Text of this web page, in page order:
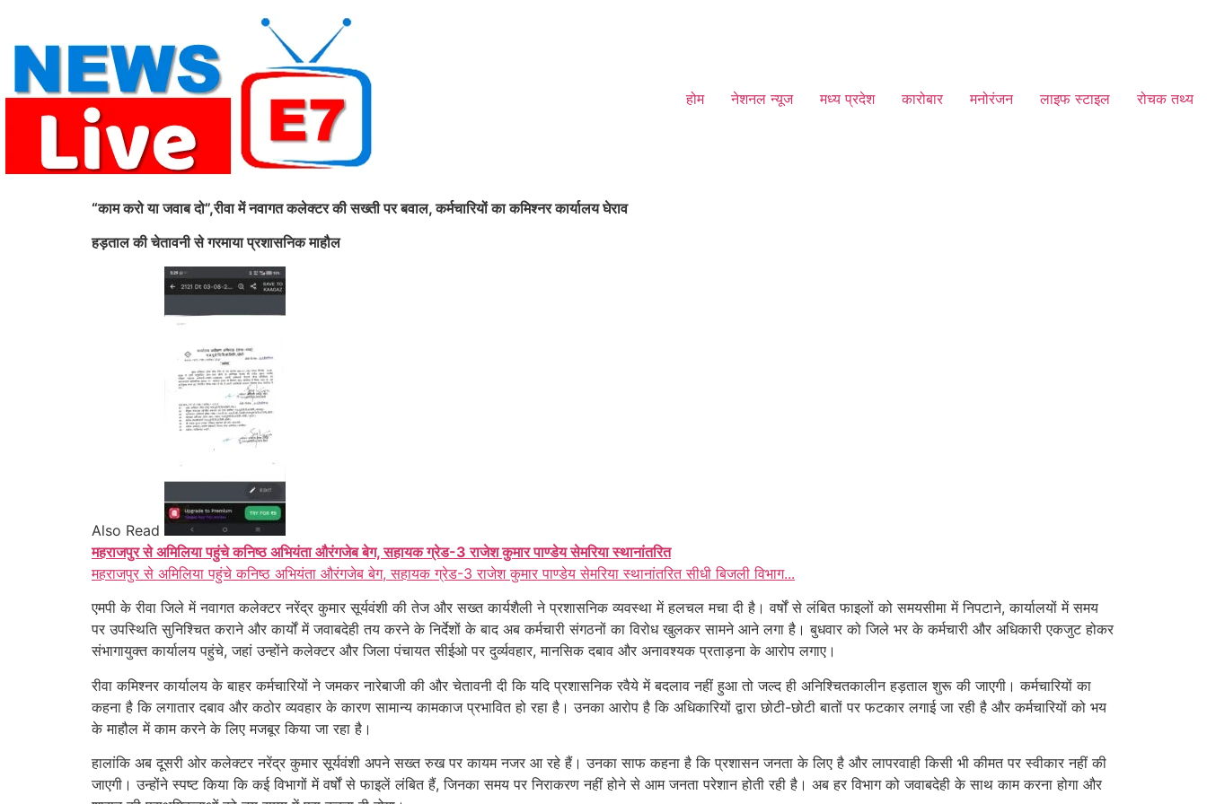
content
होम नेशनल न्यूज मध्य प्रदेश कारोबार मनोरंजन लाइफ स्टाइल रोचक तथ्य
“काम करो या जवाब दो”,रीवा में नवागत कलेक्टर की सख्ती पर बवाल, कर्मचारियों का कमिश्नर कार्यालय घेराव
हड़ताल की चेतावनी से गरमाया प्रशासनिक माहौल
Also Read
महराजपुर से अमिलिया पहुंचे कनिष्ठ अभियंता औरंगजेब बेग, सहायक ग्रेड-3 राजेश कुमार पाण्डेय सेमरिया स्थानांतरित
महराजपुर से अमिलिया पहुंचे कनिष्ठ अभियंता औरंगजेब बेग, सहायक ग्रेड-3 राजेश कुमार पाण्डेय सेमरिया स्थानांतरित सीधी बिजली विभाग...
एमपी के रीवा जिले में नवागत कलेक्टर नरेंद्र कुमार सूर्यवंशी की तेज और सख्त कार्यशैली ने प्रशासनिक व्यवस्था में हलचल मचा दी है। वर्षों से लंबित फाइलों को समयसीमा में निपटाने, कार्यालयों में समय
पर उपस्थिति सुनिश्चित कराने और कार्यों में जवाबदेही तय करने के निर्देशों के बाद अब कर्मचारी संगठनों का विरोध खुलकर सामने आने लगा है। बुधवार को जिले भर के कर्मचारी और अधिकारी एकजुट होकर
संभागायुक्त कार्यालय पहुंचे, जहां उन्होंने कलेक्टर और जिला पंचायत सीईओ पर दुर्व्यवहार, मानसिक दबाव और अनावश्यक प्रताड़ना के आरोप लगाए।
रीवा कमिश्नर कार्यालय के बाहर कर्मचारियों ने जमकर नारेबाजी की और चेतावनी दी कि यदि प्रशासनिक रवैये में बदलाव नहीं हुआ तो जल्द ही अनिश्चितकालीन हड़ताल शुरू की जाएगी। कर्मचारियों का
कहना है कि लगातार दबाव और कठोर व्यवहार के कारण सामान्य कामकाज प्रभावित हो रहा है। उनका आरोप है कि अधिकारियों द्वारा छोटी-छोटी बातों पर फटकार लगाई जा रही है और कर्मचारियों को भय
के माहौल में काम करने के लिए मजबूर किया जा रहा है।
हालांकि अब दूसरी ओर कलेक्टर नरेंद्र कुमार सूर्यवंशी अपने सख्त रुख पर कायम नजर आ रहे हैं। उनका साफ कहना है कि प्रशासन जनता के लिए है और लापरवाही किसी भी कीमत पर स्वीकार नहीं की
जाएगी। उन्होंने स्पष्ट किया कि कई विभागों में वर्षों से फाइलें लंबित हैं, जिनका समय पर निराकरण नहीं होने से आम जनता परेशान होती रही है। अब हर विभाग को जवाबदेही के साथ काम करना होगा और